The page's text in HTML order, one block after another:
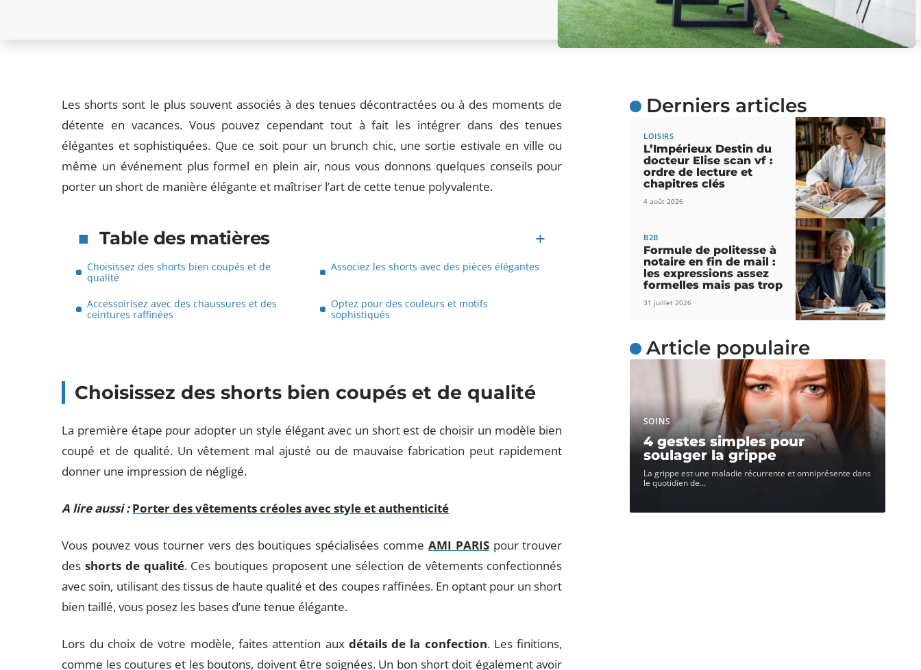
Les shorts sont le plus souvent associés à des tenues décontractées ou à des moments de
détente en vacances. Vous pouvez cependant tout à fait les intégrer dans des tenues
élégantes et sophistiquées. Que ce soit pour un brunch chic, une sortie estivale en ville ou
même un événement plus formel en plein air, nous vous donnons quelques conseils pour
porter un short de manière élégante et maîtriser l’art de cette tenue polyvalente.
Table des matières
Choisissez des shorts bien coupés et de
qualité
Associez les shorts avec des pièces élégantes
Accessoirisez avec des chaussures et des
ceintures raffinées
Optez pour des couleurs et motifs
sophistiqués
Choisissez des shorts bien coupés et de qualité
La première étape pour adopter un style élégant avec un short est de choisir un modèle bien
coupé et de qualité. Un vêtement mal ajusté ou de mauvaise fabrication peut rapidement
donner une impression de négligé.
A lire aussi : Porter des vêtements créoles avec style et authenticité
Vous pouvez vous tourner vers des boutiques spécialisées comme AMI PARISpour trouver
desshorts de qualité. Ces boutiques proposent une sélection de vêtements confectionnés
avec soin, utilisant des tissus de haute qualité et des coupes raffinées. En optant pour un short
bien taillé, vous posez les bases d’une tenue élégante.
Lors du choix de votre modèle, faites attention aux détails de la confection. Les finitions,
comme les coutures et les boutons, doivent être soignées. Un bon short doit également avoir
Derniers articles
LOISIRS
L’Impérieux Destin du
docteur Elise scan vf :
ordre de lecture et
chapitres clés
4 août 2026
B2B
Formule de politesse à
notaire en fin de mail :
les expressions assez
formelles mais pas trop
31 juillet 2026
Article populaire
SOINS
4 gestes simples pour
soulager la grippe
La grippe est une maladie récurrente et omniprésente dans
le quotidien de…